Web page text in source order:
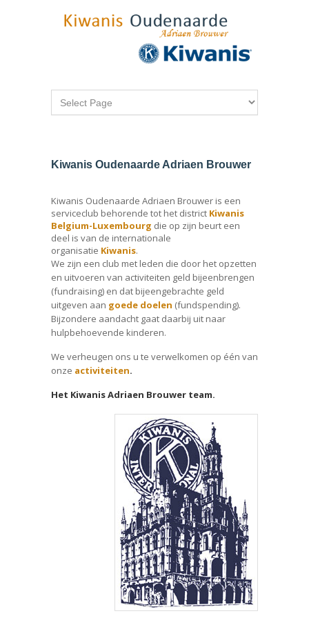
Kiwanis Oudenaarde Adriaen Brouwer
Kiwanis Oudenaarde Adriaen Brouwer is een
serviceclub behorende tot het district Kiwanis
Belgium-Luxembourg die op zijn beurt een
deel is van de internationale
organisatie Kiwanis.
We zijn een club met leden die door het opzetten
en uitvoeren van activiteiten geld bijeenbrengen
(fundraising) en dat bijeengebrachte geld
uitgeven aan goede doelen (fundspending).
Bijzondere aandacht gaat daarbij uit naar
hulpbehoevende kinderen.
We verheugen ons u te verwelkomen op één van
onze activiteiten.
Het Kiwanis Adriaen Brouwer team.